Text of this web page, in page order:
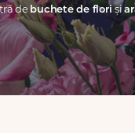
de buchete de floriși